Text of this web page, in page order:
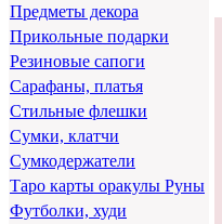
Предметы декора
Прикольные подарки
Резиновые сапоги
Сарафаны, платья
Стильные флешки
Сумки, клатчи
Сумкодержатели
Таро карты оракулы Руны
Футболки, худи